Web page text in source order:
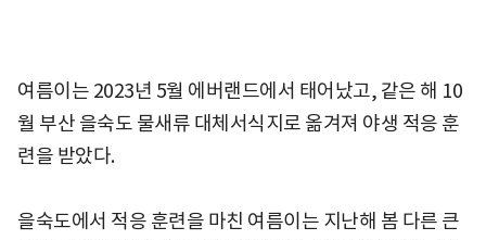
여름이는 2023년 5월 에버랜드에서 태어났고, 같은 해 10
월 부산 을숙도 물새류 대체서식지로 옮겨져 야생 적응 훈
련을 받았다.
을숙도에서 적응 훈련을 마친 여름이는 지난해 봄 다른 큰